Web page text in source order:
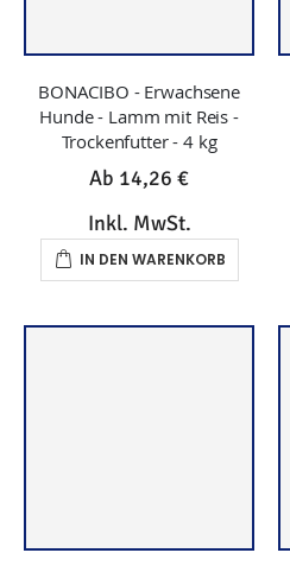
BONACIBO - Erwachsene
Hunde - Lamm mit Reis -
Trockenfutter - 4 kg
Ab 14,26 €
Inkl. MwSt.
IN DEN WARENKORB